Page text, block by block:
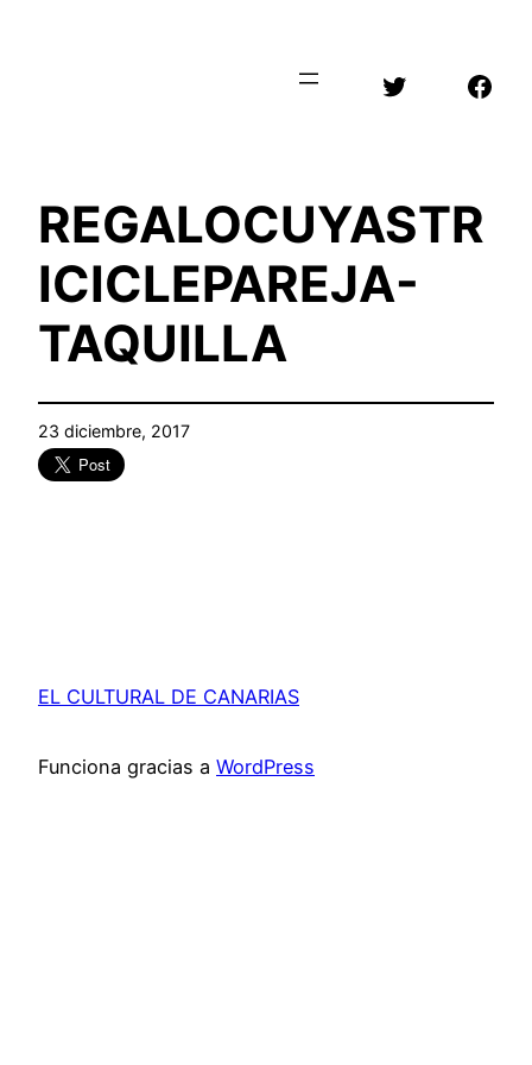
Twitter
REGALOCUYASTR
ICICLEPAREJA-
TAQUILLA
23 diciembre, 2017
EL CULTURAL DE CANARIAS
Funciona gracias a WordPress